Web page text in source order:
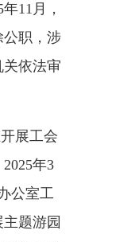
11月，
公职，涉
依法审
展工会
2025年3
公室工
题游园